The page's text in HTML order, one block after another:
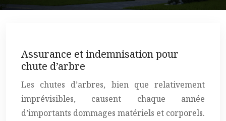
Assurance et indemnisation pour
chute d’arbre
Les chutes d’arbres, bien que relativement
imprévisibles, causent chaque année
d’importants dommages matériels et corporels.